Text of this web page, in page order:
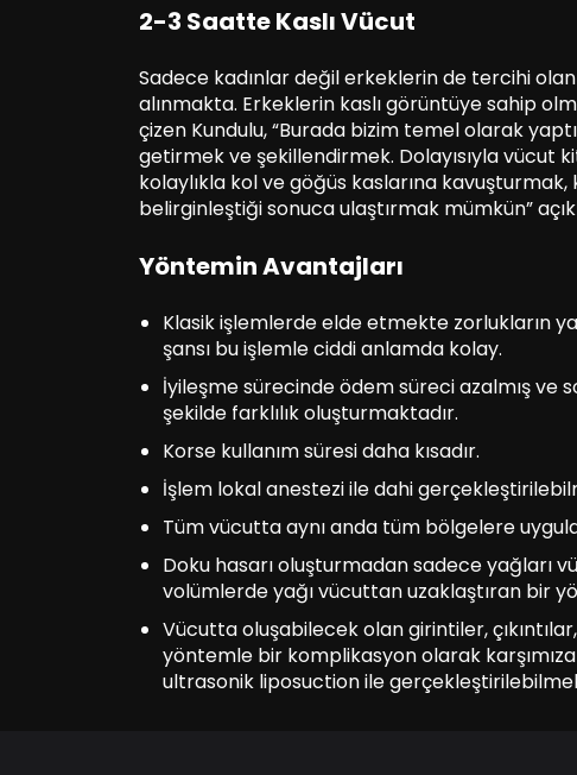
2-3 Saatte Kaslı Vücut
Sadece kadınlar değil erkeklerin de tercihi
alınmakta. Erkeklerin kaslı görüntüye sahip
çizen Kundulu, “Burada bizim temel olarak
getirmek ve şekillendirmek. Dolayısıyla vücut
kolaylıkla kol ve göğüs kaslarına
belirginleştiği sonuca ulaştırmak mümkün”
Yöntemin Avantajları
Klasik işlemlerde elde etmekte zorlukların
şansı bu işlemle ciddi anlamda kolay.
İyileşme sürecinde ödem süreci azalmış
şekilde farklılık oluşturmaktadır.
Korse kullanım süresi daha kısadır.
İşlem lokal anestezi ile dahi
Tüm vücutta aynı anda tüm bölgelere
Doku hasarı oluşturmadan sadece yağları
volümlerde yağı vücuttan uzaklaştıran bir
Vücutta oluşabilecek olan girintiler,
yöntemle bir komplikasyon olarak
ultrasonik liposuction ile